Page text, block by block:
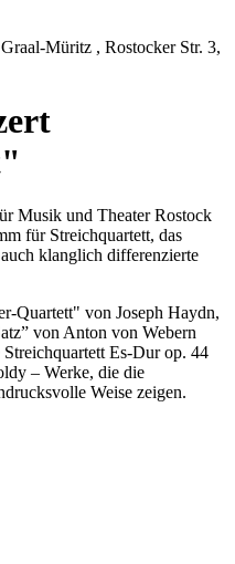
Graal-Müritz , Rostocker Str. 3,
Musik und Theater Rostock
für Streichquartett, das
klanglich differenzierte
Quartett" von Joseph Haydn,
von Anton von Webern
Es-Dur op. 44
– Werke, die die
Weise zeigen.